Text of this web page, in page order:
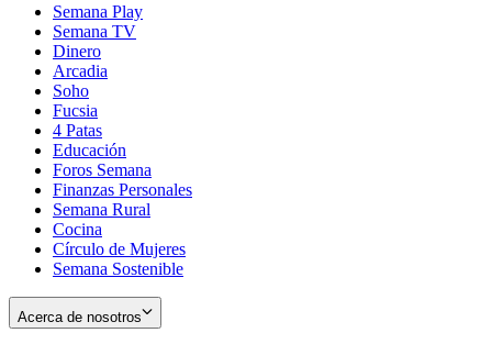
Semana Play
Semana TV
Dinero
Arcadia
Soho
in
new
window
Fucsia
in
new
window
4 Patas
Educación
Foros Semana
Finanzas Personales
Semana Rural
Cocina
Círculo de Mujeres
Semana Sostenible
Acerca de nosotros